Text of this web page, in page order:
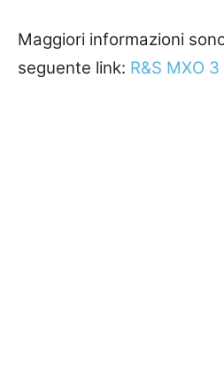
Maggiori informazioni
seguente link: R&S MXO 3